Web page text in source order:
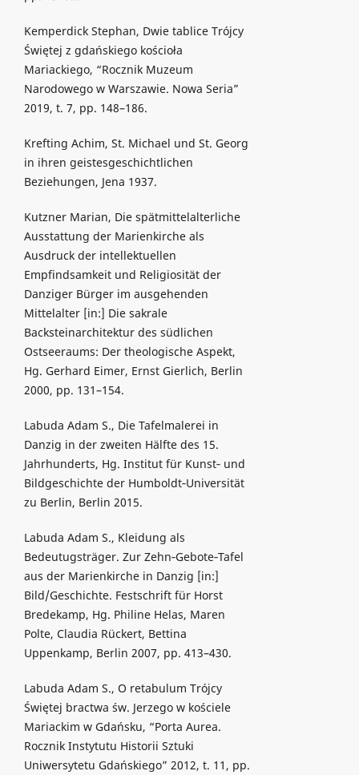
Kemperdick Stephan, Dwie tablice Trójcy
Świętej z gdańskiego kościoła
Mariackiego, “Rocznik Muzeum
Narodowego w Warszawie. Nowa Seria”
2019, t. 7, pp. 148–186.
Krefting Achim, St. Michael und St. Georg
in ihren geistesgeschichtlichen
Beziehungen, Jena 1937.
Kutzner Marian, Die spätmittelalterliche
Ausstattung der Marienkirche als
Ausdruck der intellektuellen
Empfindsamkeit und Religiosität der
Danziger Bürger im ausgehenden
Mittelalter [in:] Die sakrale
Backsteinarchitektur des südlichen
Ostseeraums: Der theologische Aspekt,
Hg. Gerhard Eimer, Ernst Gierlich, Berlin
2000, pp. 131–154.
Labuda Adam S., Die Tafelmalerei in
Danzig in der zweiten Hälfte des 15.
Jahrhunderts, Hg. Institut für Kunst‑ und
Bildgeschichte der Humboldt‑Universität
zu Berlin, Berlin 2015.
Labuda Adam S., Kleidung als
Bedeutugsträger. Zur Zehn‑Gebote‑Tafel
aus der Marienkirche in Danzig [in:]
Bild/Geschichte. Festschrift für Horst
Bredekamp, Hg. Philine Helas, Maren
Polte, Claudia Rückert, Bettina
Uppenkamp, Berlin 2007, pp. 413–430.
Labuda Adam S., O retabulum Trójcy
Świętej bractwa św. Jerzego w kościele
Mariackim w Gdańsku, “Porta Aurea.
Rocznik Instytutu Historii Sztuki
Uniwersytetu Gdańskiego” 2012, t. 11, pp.